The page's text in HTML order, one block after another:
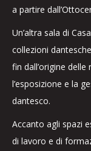
a partire
Un’altra sala di
collezioni
fin dall’origine
l’esposizione e la
dantesco.
Accanto agli spazi
di lavoro e di